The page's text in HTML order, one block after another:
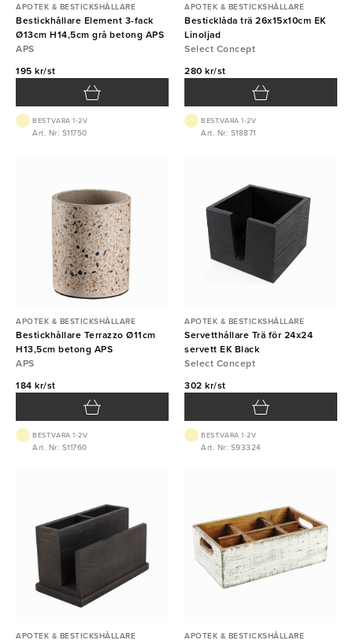
APOTEK & BESTICKSHÅLLARE
Bestickhållare Element 3-fack
Ø13cm H14,5cm grå betong APS
APS
195 kr/st
BEST.VARA 1-2V
Art. Nr: S11750
APOTEK & BESTICKSHÅLLARE
Besticklåda trä 26x15x10cm EK
Linoljad
Select Concept
280 kr/st
BEST.VARA 1-2V
Art. Nr: S18871
APOTEK & BESTICKSHÅLLARE
Bestickhållare Terrazzo Ø11cm
H13,5cm betong APS
APS
184 kr/st
BEST.VARA 1-2V
Art. Nr: S11760
APOTEK & BESTICKSHÅLLARE
Servetthållare Trä för 24x24
servett EK Black
Select Concept
302 kr/st
BEST.VARA 1-2V
Art. Nr: S93324
APOTEK & BESTICKSHÅLLARE APOTEK & BESTICKSHÅLLARE